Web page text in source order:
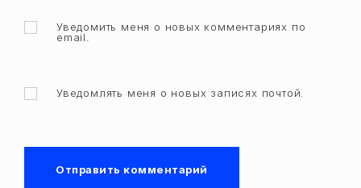
Уведомить меня о новых комментариях по
email.
Уведомлять меня о новых записях почтой.